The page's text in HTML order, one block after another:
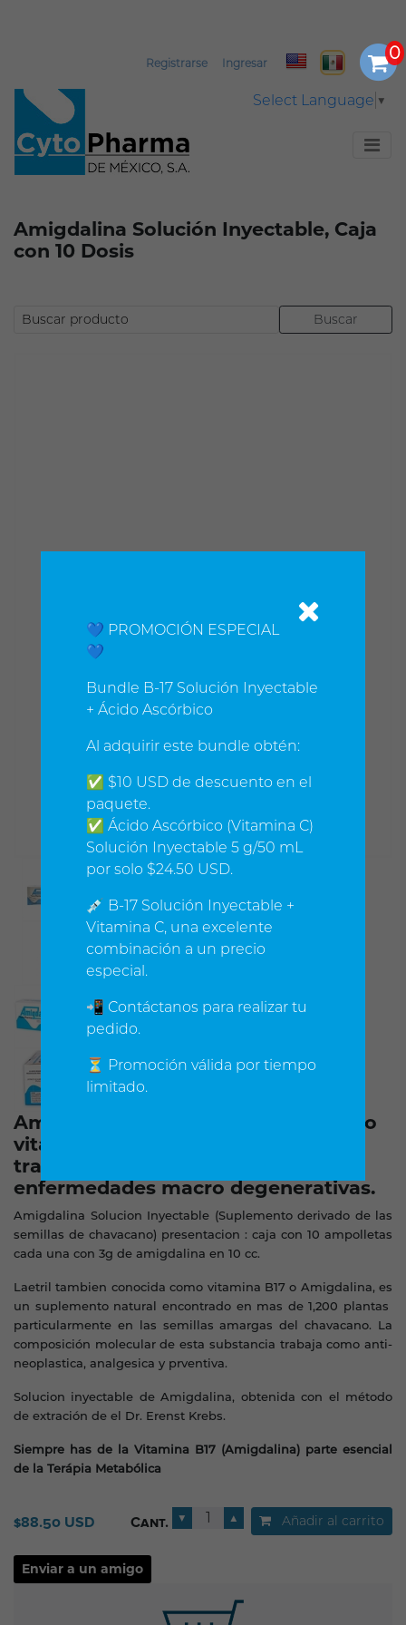
Registrarse Ingresar
Select Language ▼
Amigdalina Solución Inyectable, Caja
con 10 Dosis
Amygdalina también conocida como
vitamina b17, efectiva en el
tratamiento y prevención de
enfermedades macro degenerativas.
Amigdalina Solucion Inyectable (Suplemento derivado de las
semillas de chavacano) presentacion : caja con 10 ampolletas
cada una con 3g de amigdalina en 10 cc.
Laetril tambien conocida como vitamina B17 o Amigdalina, es
un suplemento natural encontrado en mas de 1,200 plantas
particularmente en las semillas amargas del chavacano. La
composición molecular de esta substancia trabaja como anti-
neoplastica, analgesica y prventiva.
Solucion inyectable de Amigdalina, obtenida con el método
de extración de el Dr. Erenst Krebs.
Siempre has de la Vitamina B17 (Amigdalina) parte esencial
de la Terápia Metabólica
$88.50 USD Cant. ▼ ▲ Añadir al carrito
💙 PROMOCIÓN ESPECIAL
💙
Bundle B-17 Solución Inyectable
+ Ácido Ascórbico
Al adquirir este bundle obtén:
✅ $10 USD de descuento en el
paquete.
✅ Ácido Ascórbico (Vitamina C)
Solución Inyectable 5 g/50 mL
por solo $24.50 USD.
💉 B-17 Solución Inyectable +
Vitamina C, una excelente
combinación a un precio
especial.
📲 Contáctanos para realizar tu
pedido.
⏳ Promoción válida por tiempo
limitado.